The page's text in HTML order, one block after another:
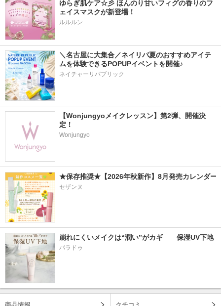
ゆらぎ肌ケア☆彡 ほんのり甘いフィグの香りのフ
ェイスマスクが新登場！
ルルルン
＼名古屋に大集合／ネイリパ夏のおすすめアイテ
ムを体験できるPOPUPイベントを開催♪
ネイチャーリパブリック
【Wonjungyoメイクレッスン】第2弾、開催決
定！
Wonjungyo
★保存推奨★【2026年秋新作】8月発売カレンダー
セザンヌ
崩れにくいメイクは“潤い”がカギ　　保湿UV下地
パラドゥ